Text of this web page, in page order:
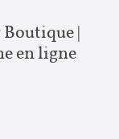
|
en ligne